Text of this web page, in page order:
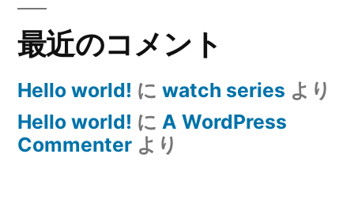
最近のコメント
Hello world! に watch series より
Hello world! に A WordPress
Commenter より